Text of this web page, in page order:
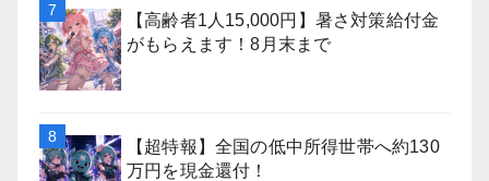
【高齢者1人15,000円】暑さ対策給付金
がもらえます！8月末まで
【超特報】全国の低中所得世帯へ約130
万円を現金還付！